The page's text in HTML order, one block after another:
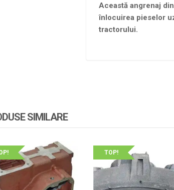
Această angrenaj
înlocuirea pieselor
tractorului.
SIMILARE
TOP!